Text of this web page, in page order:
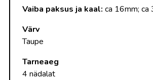
Vaiba paksus ja kaal: ca 16mm; ca
Värv
Taupe
Tarneaeg
4 nädalat